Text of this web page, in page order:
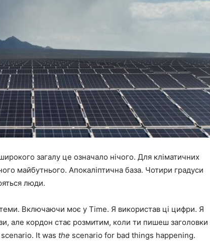
загалу це означало нічого. Для кліматичних
майбутнього. Апокаліптична база. Чотири градуси
люди.
Включаючи моє у Time. Я використав ці цифри. Я
але кордон стає розмитим, коли ти пишеш заголовки
scenario. It was the scenario for bad things happening.